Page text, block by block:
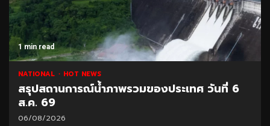
1 min read
NATIONAL HOT NEWS
สรุปสถานการณ์น้ำภาพรวมของประเทศ วันที่ 6
ส.ค. 69
06/08/2026